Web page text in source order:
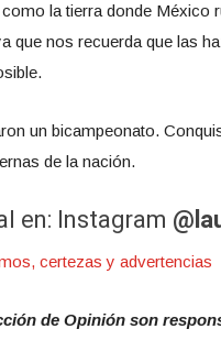
la tierra donde México
que nos recuerda que las
un bicampeonato.
de la nación.
en: Instagram
certezas y advertencias
de Opinión son